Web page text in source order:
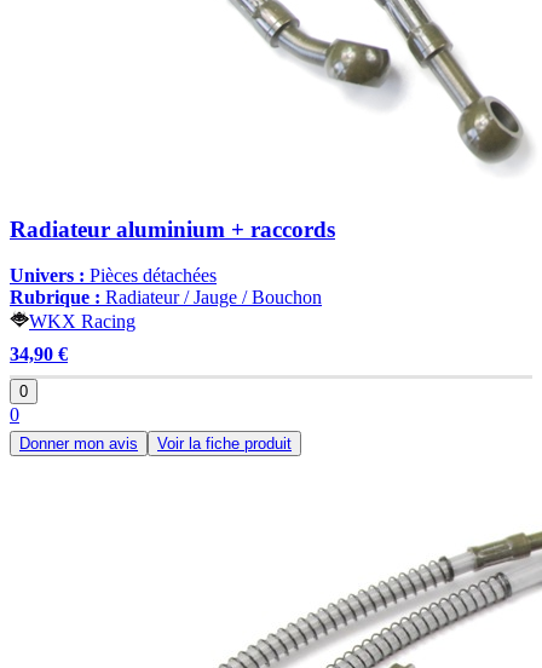
Radiateur aluminium + raccords
Univers : Pièces détachées
Rubrique : Radiateur / Jauge / Bouchon
WKX Racing
34,90 €
0
0
Donner mon avis Voir la fiche produit